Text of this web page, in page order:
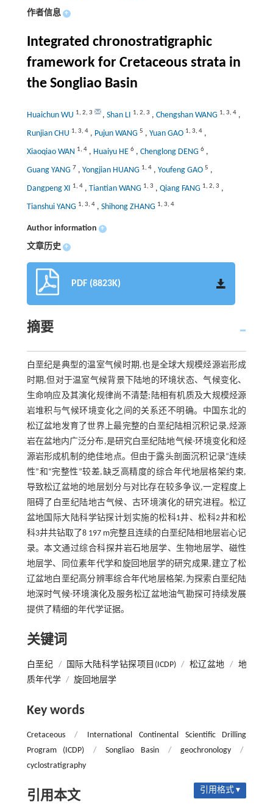
作者信息 +
Integrated chronostratigraphic
framework for Cretaceous strata in
the Songliao Basin
Huaichun WU 1, 2, 3 , Shan LI 1, 2, 3 , Chengshan WANG 1, 3, 4,
Runjian CHU 1, 3, 4, Pujun WANG 5 , Yuan GAO 1, 3, 4,
Xiaoqiao WAN 1, 4, Huaiyu HE 6, Chenglong DENG 6,
Guang YANG 7 , Yongjian HUANG 1, 4, Youfeng GAO 5 ,
Dangpeng XI 1, 4, Tiantian WANG 1, 3 , Qiang FANG 1, 2, 3 ,
Tianshui YANG 1, 3, 4, Shihong ZHANG 1, 3, 4
Author information +
文章历史 +
PDF (8823K)
摘要
白垩纪是典型的温室气候时期,也是全球大规模烃源岩形成
时期,但对于温室气候背景下陆地的环境状态、气候变化、
生命响应及其演化规律尚不清楚;陆相有机质及大规模烃源
岩堆积与气候环境变化之间的关系还不明确。中国东北的
松辽盆地发育了世界上最完整的白垩纪陆相沉积记录,烃源
岩在盆地内广泛分布,是研究白垩纪陆地气候-环境变化和烃
源岩形成机制的绝佳地点。但由于露头剖面沉积记录“连续
性”和“完整性”较差,缺乏高精度的综合年代地层格架约束,
导致松辽盆地的地层划分与对比存在较多争议,一定程度上
阻碍了白垩纪陆地古气候、古环境演化的研究进程。松辽
盆地国际大陆科学钻探计划实施的松科1井、松科2井和松
科3井共钻取了8 197 m完整且连续的白垩纪陆相地层岩心记
录。本文通过综合科探井岩石地层学、生物地层学、磁性
地层学、同位素年代学和旋回地层学的研究成果,建立了松
辽盆地白垩纪高分辨率综合年代地层格架,为探索白垩纪陆
地深时气候-环境演化及服务松辽盆地油气勘探可持续发展
提供了精细的年代学证据。
关键词
白垩纪 / 国际大陆科学钻探项目(ICDP) / 松辽盆地 / 地
质年代学 / 旋回地层学
Key words
Cretaceous /
International Continental Scientific Drilling
Program (ICDP)
/ Songliao Basin / geochronology
/
cyclostratigraphy
引用本文 引用格式 ▾